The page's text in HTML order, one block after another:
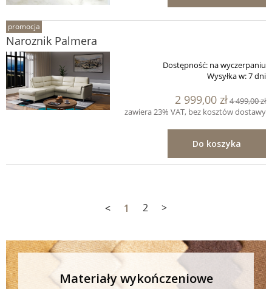
Naroznik Palmera
Dostępność: na wyczerpaniu
Wysyłka w:7 dni
2 999,00 zł4 499,00 zł
zawiera 23% VAT, bez kosztów dostawy
Do koszyka
promocja
< 1 2 >
Materiały wykończeniowe